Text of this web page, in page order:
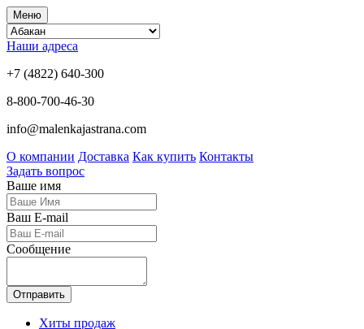
Меню
Наши адреса
+7 (4822) 640-300
8-800-700-46-30
info@malenkajastrana.com
О компании Доставка Как купить Контакты
Задать вопрос
Ваше имя
Ваш E-mail
Сообщение
Отправить
Хиты продаж